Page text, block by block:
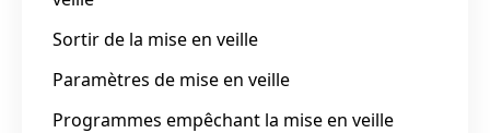
Sortir de la mise en veille
Paramètres de mise en veille
Programmes empêchant la mise en veille